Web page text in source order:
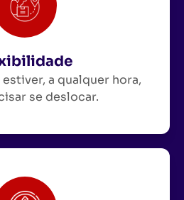
a qualquer hora,
se deslocar.